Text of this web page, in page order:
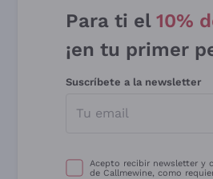
Para ti el 10%
¡en tu primer
Suscríbete a la newsletter
Acepto recibir newsletter y
de Callmewine, como